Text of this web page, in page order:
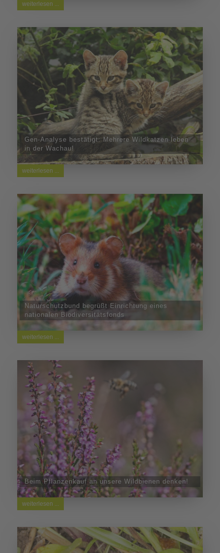
weiterlesen ...
Gen-Analyse bestätigt: Mehrere Wildkatzen leben
in der Wachau!
weiterlesen ...
Naturschutzbund begrüßt Einrichtung eines
nationalen Biodiversitätsfonds
weiterlesen ...
Beim Pflanzenkauf an unsere Wildbienen denken!
weiterlesen ...